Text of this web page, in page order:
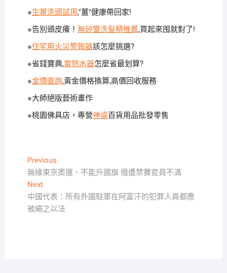
※生薑洗頭試用,"薑"健康帶回家!
※告別頭皮癢！ 無矽靈洗髮精推薦,買起來囤就對了!
※住宅用火災警報器該怎麼挑選?
※省錢寶典,電熱水器怎麼省最划算?
※金價查詢,黃金價格換算,高價回收服務
※大師絕版藝術畫作
※桃園佛具店，專營神桌百貨用品批發零售
文
章
導
覽
PreviousPrevious
post:
無緣東京奧運、不能升國旗 俄遭禁賽官員不滿
NextNext
post:
中國代表：所有外國駐軍在阿富汗的犯罪人員都應
被繩之以法